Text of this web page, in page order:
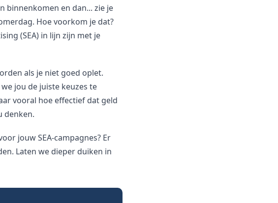
binnenkomen en dan... zie je
Hoe voorkom je dat?
(SEA) in lijn zijn met je
als je niet goed oplet.
jou de juiste keuzes te
vooral hoe effectief dat geld
denken.
jouw SEA-campagnes? Er
Laten we dieper duiken in